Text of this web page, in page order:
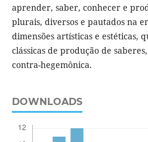
aprender, saber, conhecer e
plurais, diversos e pautados na
dimensões artísticas e estéticas,
clássicas de produção de
contra-hegemônica.
DOWNLOADS